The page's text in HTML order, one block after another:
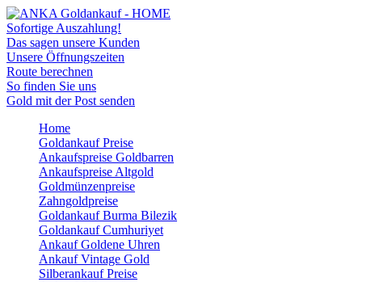
Sofortige Auszahlung!
Das sagen unsere Kunden
Unsere Öffnungszeiten
Route berechnen
So finden Sie uns
Gold mit der Post senden
Home
Goldankauf Preise
Ankaufspreise Goldbarren
Ankaufspreise Altgold
Goldmünzenpreise
Zahngoldpreise
Goldankauf Burma Bilezik
Goldankauf Cumhuriyet
Ankauf Goldene Uhren
Ankauf Vintage Gold
Silberankauf Preise